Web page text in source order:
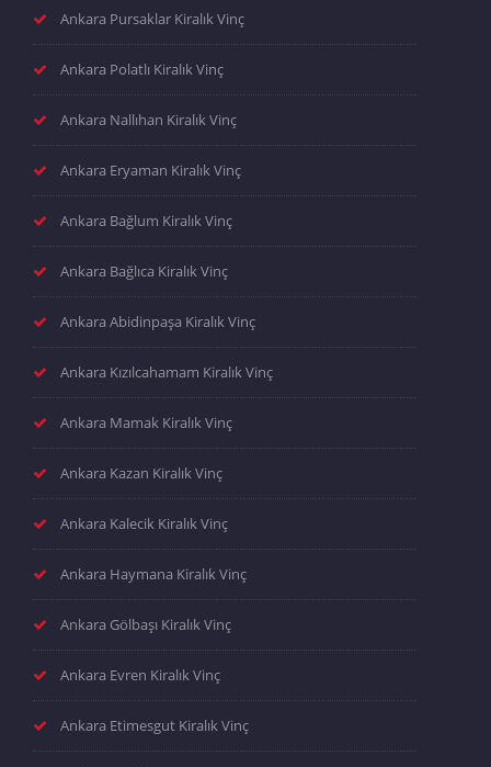
Ankara Pursaklar Kiralık Vinç
Ankara Polatlı Kiralık Vinç
Ankara Nallıhan Kiralık Vinç
Ankara Eryaman Kiralık Vinç
Ankara Bağlum Kiralık Vinç
Ankara Bağlıca Kiralık Vinç
Ankara Abidinpaşa Kiralık Vinç
Ankara Kızılcahamam Kiralık Vinç
Ankara Mamak Kiralık Vinç
Ankara Kazan Kiralık Vinç
Ankara Kalecik Kiralık Vinç
Ankara Haymana Kiralık Vinç
Ankara Gölbaşı Kiralık Vinç
Ankara Evren Kiralık Vinç
Ankara Etimesgut Kiralık Vinç